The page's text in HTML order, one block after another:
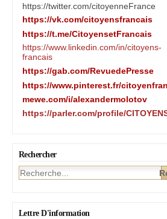
https://twitter.com/citoyenneFrance
https://vk.com/citoyensfrancais
https://t.me/CitoyensetFrancais
https://www.linkedin.com/in/citoyens-
francais
https://gab.com/RevuedePresse
https://www.pinterest.fr/
mewe.com/i/alexandermolotov
https://parler.com/profile/
Rechercher
Lettre D'information